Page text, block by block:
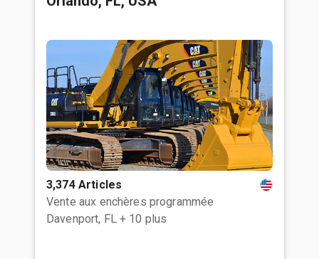
3,374 Articles
Vente aux enchères programmée
Davenport, FL + 10 plus